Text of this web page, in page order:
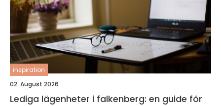
inspiration
02. August 2026
Lediga lägenheter i falkenberg: en guide för